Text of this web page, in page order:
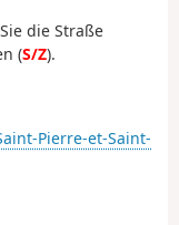
die Straße
(S/Z).
Pierre-et-Saint-